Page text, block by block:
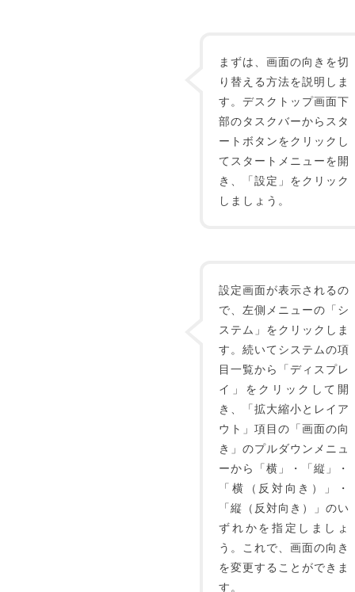
まずは、画面の向きを切
り替える方法を説明しま
す。デスクトップ画面下
部のタスクバーからスタ
ートボタンをクリックし
てスタートメニューを開
き、「設定」をクリック
しましょう。
設定画面が表示されるの
で、左側メニューの「シ
ステム」をクリックしま
す。続いてシステムの項
目一覧から「ディスプレ
イ」をクリックして開
き、「拡大縮小とレイア
ウト」項目の「画面の向
き」のプルダウンメニュ
ーから「横」・「縦」・
「横（反対向き）」・
「縦（反対向き）」のい
ずれかを指定しましょ
う。これで、画面の向き
を変更することができま
す。